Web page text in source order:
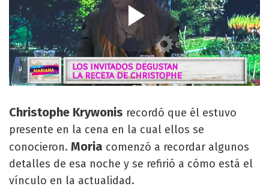
Christophe Krywonis recordó que él estuvo
presente en la cena en la cual ellos se
conocieron. Moria comenzó a recordar algunos
detalles de esa noche y se refirió a cómo está el
vínculo en la actualidad.